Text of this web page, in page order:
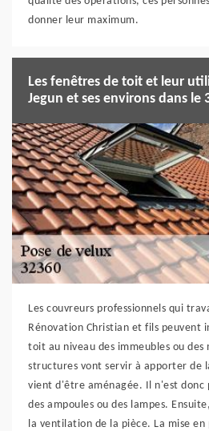
donner leur maximum.
Les fenêtres de toit et leur
Jegun et ses environs dans le
Les couvreurs professionnels qui
Rénovation Christian et fils peuvent
toit au niveau des immeubles ou des
structures vont servir à apporter de
vient d'être aménagée. Il n'est donc
des ampoules ou des lampes.
la ventilation de la pièce. La mise